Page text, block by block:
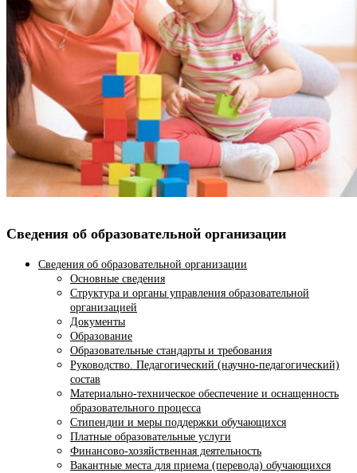
Сведения об образовательной организации
Сведения об образовательной организации
Основные сведения
Структура и органы управления образовательной
организацией
Документы
Образование
Образовательные стандарты и требования
Руководство. Педагогический (научно-педагогический)
состав
Материально-техническое обеспечение и оснащенность
образовательного процесса
Стипендии и меры поддержки обучающихся
Платные образовательные услуги
Финансово-хозяйственная деятельность
Вакантные места для приема (перевода) обучающихся